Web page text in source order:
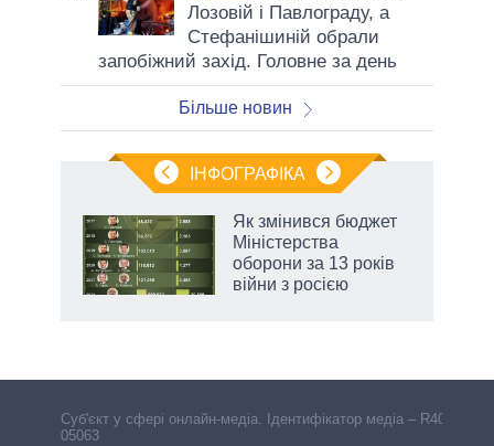
Лозовій і Павлограду, а
Стефанішиній обрали
запобіжний захід. Головне за день
Більше новин
ІНФОГРАФІКА
Як змінився бюджет
Міністерства
оборони за 13 років
війни з росією
Cуб'єкт у сфері онлайн-медіа. Ідентифікатор медіа – R40-
05063